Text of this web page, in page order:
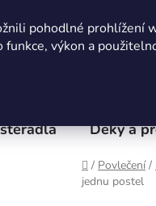
pohodlné prohlížení
výkon a
Deky a
Domů
/ Povlečení /
jednu postel